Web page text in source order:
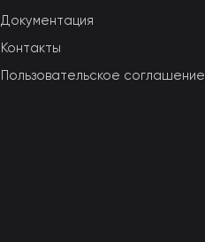
Документация
Контакты
Пользовательское соглашение